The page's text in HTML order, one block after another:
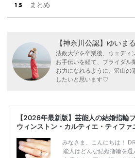
まとめ
【神奈川公認】ゆいまる
法政大学を卒業後、ウェディ
お手伝いを経て、ブライダ
お力になれるように、沢山の
したいと思います♡
【2026年最新版】芸能人の結婚指輪
ウィンストン・カルティエ・ティフ
みなさま、こんにちは！
能人はどんな結婚指輪を